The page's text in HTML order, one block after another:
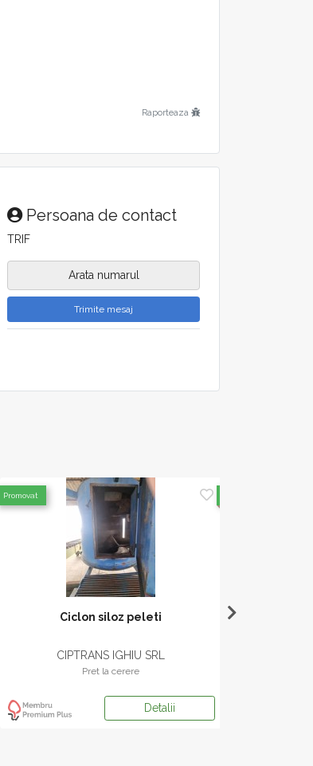
Raporteaza
Persoana de contact
TRIF
Arata numarul
Trimite mesaj
Ciclon siloz peleti
CIPTRANS IGHIU SRL
Pret la cerere
Detalii
Promovat